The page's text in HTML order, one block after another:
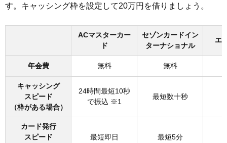
す。キャッシング枠を設定して20万円を借りましょう。
ACマスターカー
ド
セゾンカードイン
ターナショナル
エ
年会費 無料 無料
キャッシング
スピード
（枠がある場合）
24時間最短10秒
で振込 ※1
最短数十秒
カード発行
スピード
最短即日 最短5分